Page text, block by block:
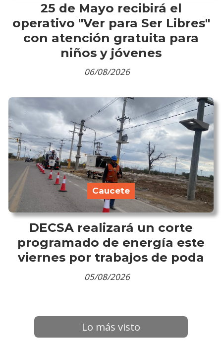
25 de Mayo recibirá el
operativo "Ver para Ser Libres"
con atención gratuita para
niños y jóvenes
06/08/2026
DECSA realizará un corte
programado de energía este
viernes por trabajos de poda
Caucete
05/08/2026
Lo más visto